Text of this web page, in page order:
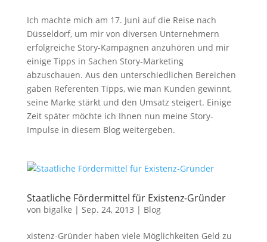
Ich machte mich am 17. Juni auf die Reise nach
Düsseldorf, um mir von diversen Unternehmern
erfolgreiche Story-Kampagnen anzuhören und mir
einige Tipps in Sachen Story-Marketing
abzuschauen. Aus den unterschiedlichen Bereichen
gaben Referenten Tipps, wie man Kunden gewinnt,
seine Marke stärkt und den Umsatz steigert. Einige
Zeit später möchte ich Ihnen nun meine Story-
Impulse in diesem Blog weitergeben.
Staatliche Fördermittel für Existenz-Gründer
von bigalke | Sep. 24, 2013 | Blog
xistenz-Gründer haben viele Möglichkeiten Geld zu